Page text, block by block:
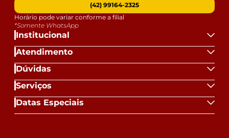
Institucional
Atendimento
Dúvidas
Serviços
Datas Especiais
(42) 99164-2325
Horário pode variar conforme a filial
*Somente WhatsApp